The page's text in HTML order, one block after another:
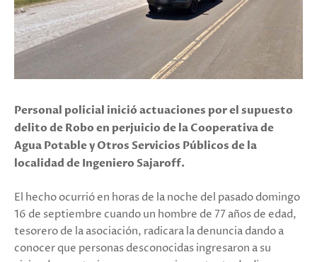
Personal policial inició actuaciones por el supuesto
delito de Robo en perjuicio de la Cooperativa de
Agua Potable y Otros Servicios Públicos de la
localidad de Ingeniero Sajaroff.
El hecho ocurrió en horas de la noche del pasado domingo
16 de septiembre cuando un hombre de 77 años de edad,
tesorero de la asociación, radicara la denuncia dando a
conocer que personas desconocidas ingresaron a su